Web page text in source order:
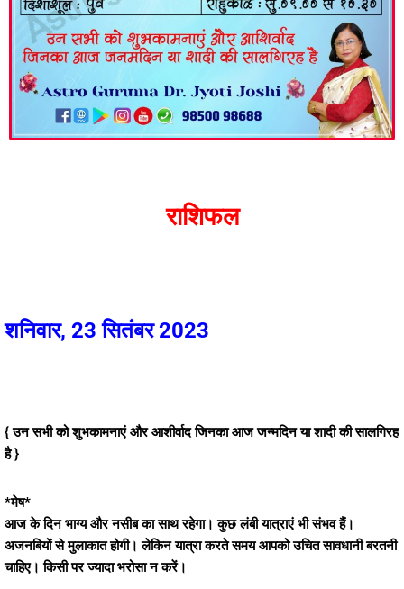
राशिफल
शनिवार, 23 सितंबर 2023
{ उन सभी को शुभकामनाएं और आशीर्वाद जिनका आज जन्मदिन या शादी की सालगिरह
है }
*मेष*
आज के दिन भाग्य और नसीब का साथ रहेगा। कुछ लंबी यात्राएं भी संभव हैं।
अजनबियों से मुलाकात होगी। लेकिन यात्रा करते समय आपको उचित सावधानी बरतनी
चाहिए। किसी पर ज्यादा भरोसा न करें।